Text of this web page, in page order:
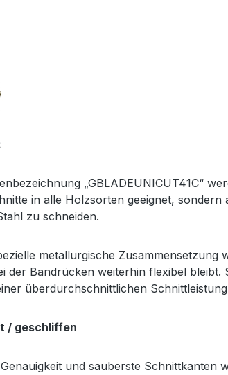
„GBLADEUNICUT41C“
in alle Holzsorten geeignet,
zu schneiden.
metallurgische
der Bandrücken weiterhin flexibel
überdurchschnittlichen
/ geschliffen
und sauberste